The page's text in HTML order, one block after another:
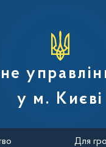
у м. Києві
Для